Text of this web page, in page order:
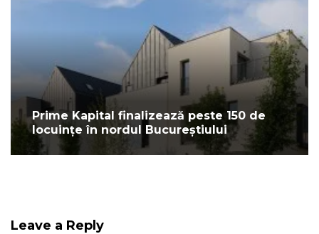
Prime Kapital finalizează peste 150 de
locuințe în nordul Bucureștiului
Leave a Reply